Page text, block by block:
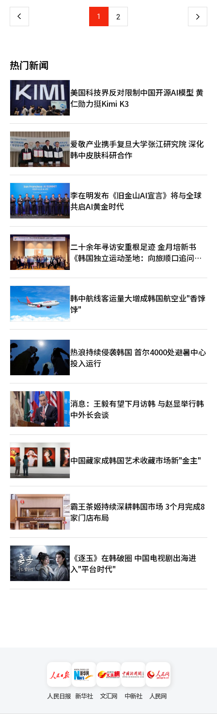
色，而是像真实活动的歌手一样进行消费。电影中的音乐活动也在
实际权利认知上得到了体现。根据韩国音乐表演者联合会的消息，
《狂野之声》的主演演员姜东元、严泰九、朴志贤、吴政世等最近
费。电影中的设定通过音源和挑战转化为现实的娱乐活动，舞台问
候和特别放映会将观众的沉浸感延续到线下。在银幕内外的界限逐
渐模糊的情况下，电影的消费方式将扩展到何种程度，值得我们关
注。※ 本报道经人工智能（AI）系统翻译与编辑。
享了持有提前投票确认书的照片，并表示：“我们也是成年人
了。”广播人朴明秀在广播中提到投票参与。他在上个月29日的
并穿着红色T恤的近照。该帖子背景音乐使用了组合CORTIS的
个政党的象征色，李英智因此删除了该帖子。李英智次日通过社交
媒体表示：“昨天上传了不合时宜的故事，大家可能很惊讶
吧。”并表示：“虽然意识到这是一个重要的时刻，但似乎是因为
想要沟通的意愿超过了这一点，才上传了近照。”组合FROMIS_9
的白智贤在提前投票的第一天SNS直播中也表现出对服装颜色的关
注。她穿着深蓝色上衣进行直播时说道：“现在是选举期间
吧？”并表示可能会因为衣服颜色引起误解，随后换上了深色衣服
继续直播。每逢选举，明星的服装颜色、手势、数字等常常被解读
为政治意义。比如，歌手Koyote的申智过去的V手势照片被传播为
支持某候选人的认证照，或是aespa的Karina穿着印有数字2的红
色外套引发争议等案例屡见不鲜。随着类似解读的重复，部分明星
在此次选举期间也对社交媒体帖子和服装颜色表现出谨慎。第9届
全国同时地方选举于3日上午6时至18时进行。提前投票则在上个
月29日和30日进行了两天。※ 本报道经人工智能（AI）系统翻译
与编辑。
力。 aespa凭借正规二辑《LEMONADE》及与G-Dragon（权志
龙）合作的新曲《WDA》引发广泛热议，成功登顶首期榜单。BTS
三，其后依次为CORTIS、IVE、NMIXX、LE SSERAFIM和
BOYNEXTDOOR。 值得关注的是，SEVENTEEN近期虽无团体正
式活动，仍凭借稳固的粉丝基本盘位列第九；BLACKPINK同样在
空白期跻身第11位。此外，NewJeans与IU也保持高人气，双双进
入榜单前列。 据悉，“Global-K Chart”由全球综合榜单与各平
台细分榜单构成。Melon与LINE MUSIC提供日榜、周榜及月榜，
QQ音乐则率先上线日榜，所有榜单均于每日正午更新。Melon方
面表示，“Global-K Chart”不仅反映音乐消费数据，更综合体现
了韩、中、日三国粉丝对艺人的支持热度，希望未来能发展为最准
确呈现全球K-POP趋势的权威榜单。
上 1 2 下
热门新闻
美国科技界反对限制中国开源AI模型 黄
仁勋力挺Kimi K3
爱敬产业携手复旦大学张江研究院 深化
韩中皮肤科研合作
李在明发布《旧金山AI宣言》将与全球
共启AI黄金时代
二十余年寻访安重根足迹 金月培新书
《韩国独立运动圣地：向旅顺口追问历
韩中航线客运量大增成韩国航空业"香饽
饽"
热浪持续侵袭韩国 首尔4000处避暑中心
投入运行
消息：王毅有望下月访韩 与赵显举行韩
中外长会谈
中国藏家成韩国艺术收藏市场新"金主"
霸王茶姬持续深耕韩国市场 3个月完成8
家门店布局
《逐玉》在韩破圈 中国电视剧出海进
入"平台时代"
人民日报 新华社 文汇网 中新社 人民网